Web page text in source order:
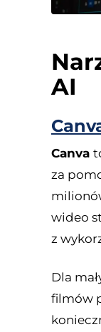
AI
Canva
za
wideo
z
Dla
filmów